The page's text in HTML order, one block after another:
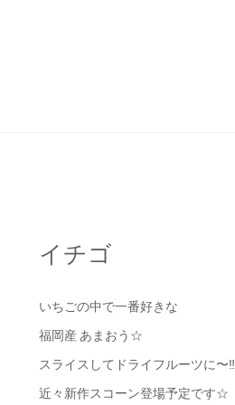
イチゴ
いちごの中で一番好きな
福岡産 あまおう☆
スライスしてドライフルーツに〜‼︎
近々新作スコーン登場予定です☆